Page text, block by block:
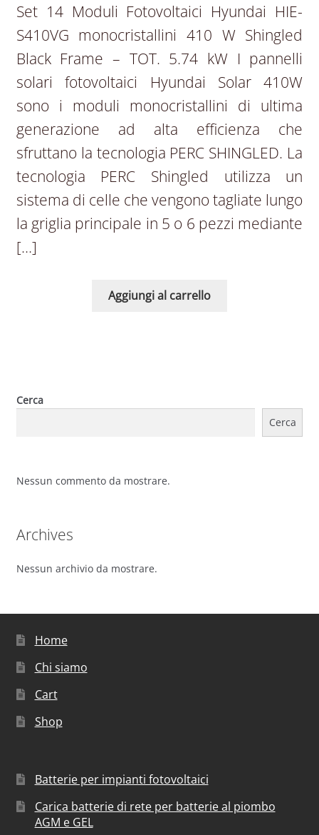
Set 14 Moduli Fotovoltaici Hyundai HIE-
S410VG monocristallini 410 W Shingled
Black Frame – TOT. 5.74 kW I pannelli
solari fotovoltaici Hyundai Solar 410W
sono i moduli monocristallini di ultima
generazione ad alta efficienza che
sfruttano la tecnologia PERC SHINGLED. La
tecnologia PERC Shingled utilizza un
sistema di celle che vengono tagliate lungo
la griglia principale in 5 o 6 pezzi mediante
[…]
Aggiungi al carrello
Cerca
Cerca
Nessun commento da mostrare.
Archives
Nessun archivio da mostrare.
Home
Chi siamo
Cart
Shop
Batterie per impianti fotovoltaici
Carica batterie di rete per batterie al piombo
AGM e GEL